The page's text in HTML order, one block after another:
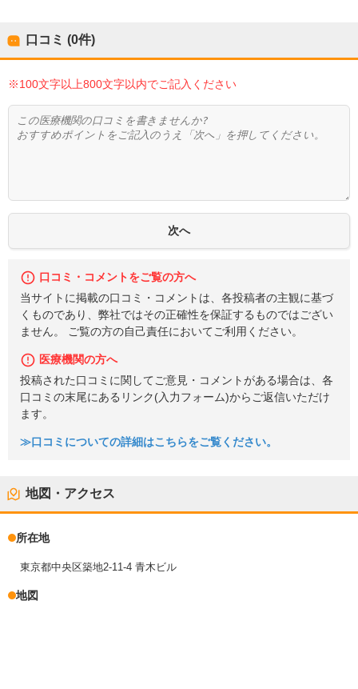
口コミ (0件)
※100文字以上800文字以内でご記入ください
口コミ・コメントをご覧の方へ
当サイトに掲載の口コミ・コメントは、各投稿者の主観に基づ
くものであり、弊社ではその正確性を保証するものではござい
ません。 ご覧の方の自己責任においてご利用ください。
医療機関の方へ
投稿された口コミに関してご意見・コメントがある場合は、各
口コミの末尾にあるリンク(入力フォーム)からご返信いただけ
ます。
≫口コミについての詳細はこちらをご覧ください。
地図・アクセス
所在地
東京都中央区築地2-11-4 青木ビル
地図